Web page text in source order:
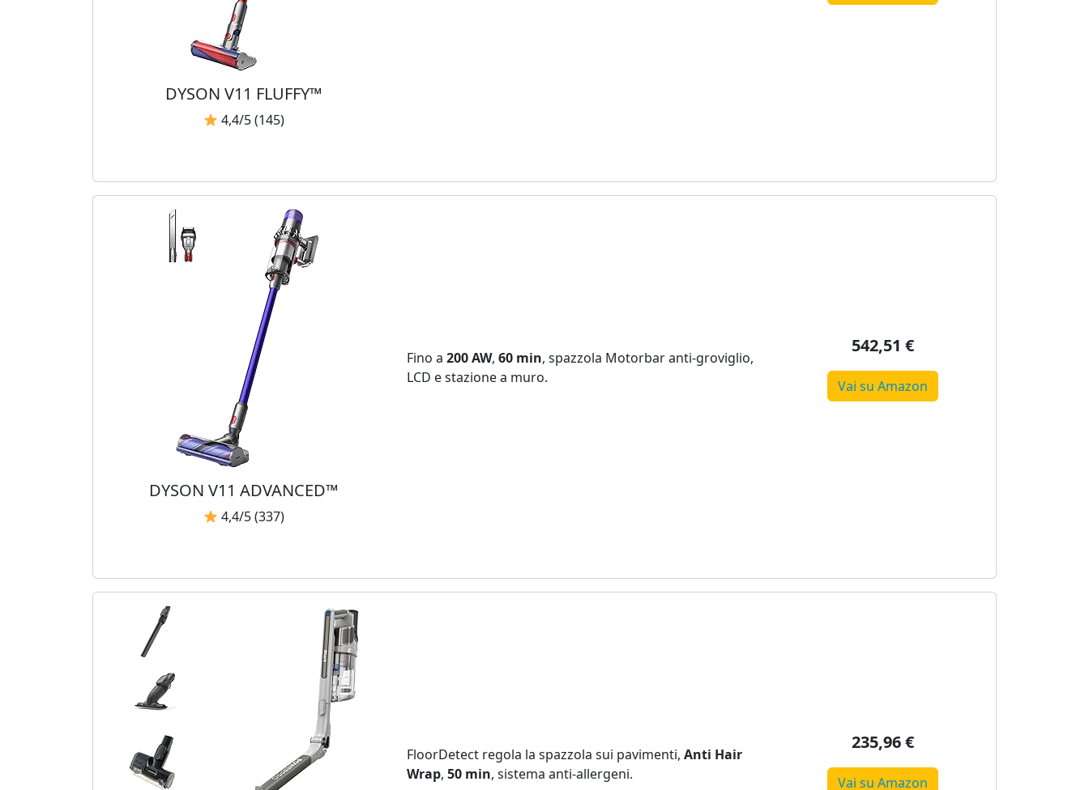
DYSON V11 FLUFFY™
4,4/5 (145)
DYSON V11 ADVANCED™
4,4/5 (337)
Fino a200 AW,60 min, spazzola Motorbar anti‑groviglio,
LCD e stazione a muro.
542,51 €
Vai su Amazon
FloorDetect regola la spazzola sui pavimenti,Anti Hair
Wrap,50 min, sistema anti‑allergeni.
235,96 €
Vai su Amazon